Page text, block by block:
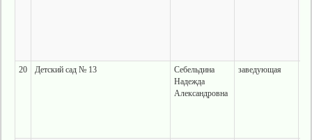
20 Детский сад № 13
Себельдина
Надежда
Александровна
заведующая